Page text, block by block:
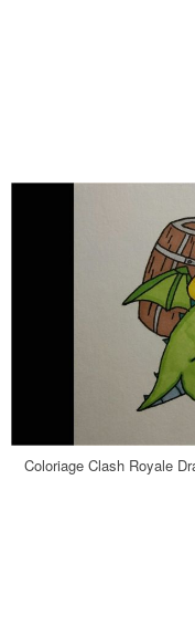
Coloriage Clash Royale